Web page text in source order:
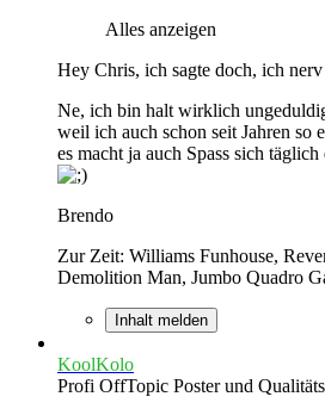
Alles anzeigen
Hey Chris, ich sagte doch, ich
Ne, ich bin halt wirklich
weil ich auch schon seit Jahren so
es macht ja auch Spass sich
Brendo
Zur Zeit: Williams Funhouse,
Demolition Man, Jumbo Quadro
Inhalt melden
KoolKolo
Profi OffTopic Poster und